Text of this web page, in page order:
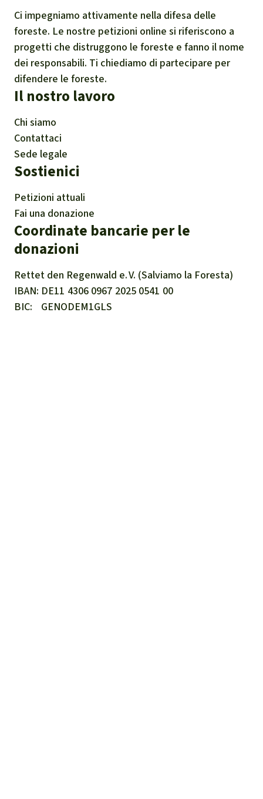
Ci impegniamo attivamente nella difesa delle
foreste. Le nostre petizioni online si riferiscono a
progetti che distruggono le foreste e fanno il nome
dei responsabili. Ti chiediamo di partecipare per
difendere le foreste.
Il nostro lavoro
Chi siamo
Contattaci
Sede legale
Sostienici
Petizioni attuali
Fai una donazione
Coordinate bancarie per le
donazioni
Rettet den Regenwald e. V. (Salviamo la Foresta)
IBAN DE11 4306 0967 2025 0541 00
BIC
GENODEM1GLS